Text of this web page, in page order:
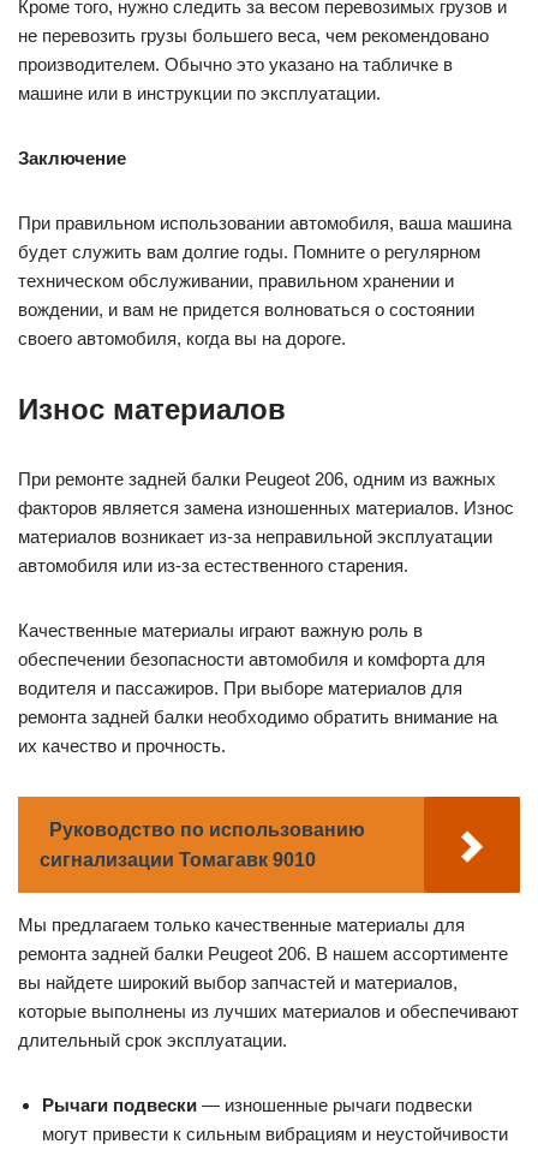
Кроме того, нужно следить за весом перевозимых грузов и
не перевозить грузы большего веса, чем рекомендовано
производителем. Обычно это указано на табличке в
машине или в инструкции по эксплуатации.
Заключение
При правильном использовании автомобиля, ваша машина
будет служить вам долгие годы. Помните о регулярном
техническом обслуживании, правильном хранении и
вождении, и вам не придется волноваться о состоянии
своего автомобиля, когда вы на дороге.
Износ материалов
При ремонте задней балки Peugeot 206, одним из важных
факторов является замена изношенных материалов. Износ
материалов возникает из-за неправильной эксплуатации
автомобиля или из-за естественного старения.
Качественные материалы играют важную роль в
обеспечении безопасности автомобиля и комфорта для
водителя и пассажиров. При выборе материалов для
ремонта задней балки необходимо обратить внимание на
их качество и прочность.
Руководство по использованию
сигнализации Томагавк 9010
Мы предлагаем только качественные материалы для
ремонта задней балки Peugeot 206. В нашем ассортименте
вы найдете широкий выбор запчастей и материалов,
которые выполнены из лучших материалов и обеспечивают
длительный срок эксплуатации.
Рычаги подвески — изношенные рычаги подвески
могут привести к сильным вибрациям и неустойчивости